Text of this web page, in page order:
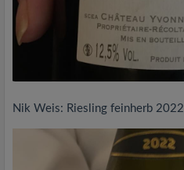
Nik Weis: Riesling feinherb 2022